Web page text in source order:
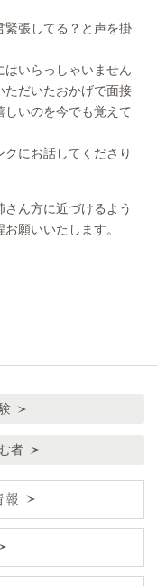
緊張してる？と声を掛
いらっしゃいません
ただいたおかげで面接
いのを今でも覚えて
にお話してくださり
ん方に近づけるよう
願いいたします。
者
報